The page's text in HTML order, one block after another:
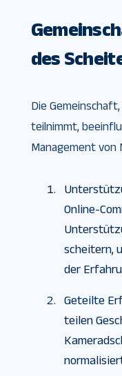
des
Die
teilnimmt,
Management von
Online-
scheitern,
der
Geteilte
teilen